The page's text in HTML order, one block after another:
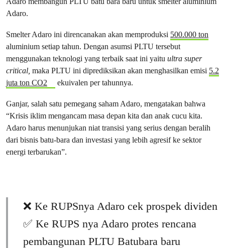
Adaro.
Smelter Adaro ini direncanakan akan memproduksi 500.000 ton
aluminium setiap tahun. Dengan asumsi PLTU tersebut
menggunakan teknologi yang terbaik saat ini yaitu ultra super
critical, maka PLTU ini diprediksikan akan menghasilkan emisi 5.2
juta ton CO2
ekuivalen per tahunnya.
Ganjar, salah satu pemegang saham Adaro, mengatakan bahwa
“Krisis iklim mengancam masa depan kita dan anak cucu kita.
Adaro harus menunjukan niat transisi yang serius dengan beralih
dari bisnis batu-bara dan investasi yang lebih agresif ke sektor
energi terbarukan”.
❌ Ke RUPSnya Adaro cek prospek dividen
✅ Ke RUPS nya Adaro protes rencana
pembangunan PLTU Batubara baru